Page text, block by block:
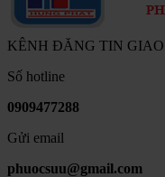
KÊNH ĐĂNG TIN
Số hotline
0909477288
Gửi email
phuocsuu@gmail.com